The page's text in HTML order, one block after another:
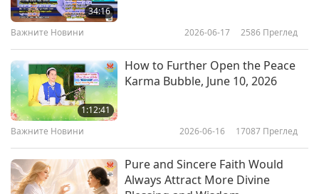
34:16
Важните Новини 2026-06-17 2586 Преглед
1:12:41
How to Further Open the Peace
Karma Bubble, June 10, 2026
Важните Новини 2026-06-16 17087 Преглед
Pure and Sincere Faith Would
Always Attract More Divine